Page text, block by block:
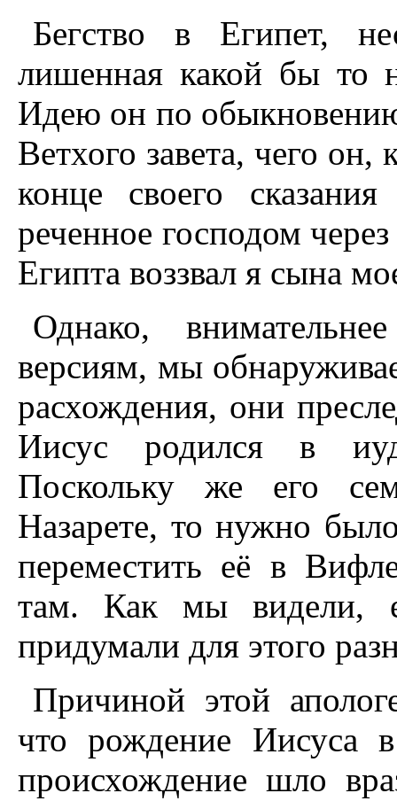
Бегство в Египет,
лишенная какой бы то
Идею он по
Ветхого завета, чего он,
конце своего
реченное господом
Египта воззвал я сына
Однако,
версиям, мы
расхождения, они
Иисус родился в
Поскольку же его
Hазарете, то нужно
переместить её в
там. Как мы видели,
придумали для этого
Причиной этой
что рождение Иисуса в
происхождение шло